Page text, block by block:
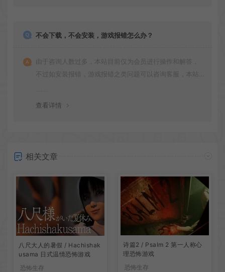
不会下载，不会安装，游戏报错怎么办？
由于咨询人数过多，本站目前仅为会员进行操作和解答，
不过如安装报错，游戏报错之类问题可以咨询客服，本站
查看详情
相关文章
八尺大人的暑假 / Hachishak
usama 日式温情恐怖游戏
恐怖生存
诗篇2 / Psalm 2 第一人称心
理恐怖游戏
恐怖生存